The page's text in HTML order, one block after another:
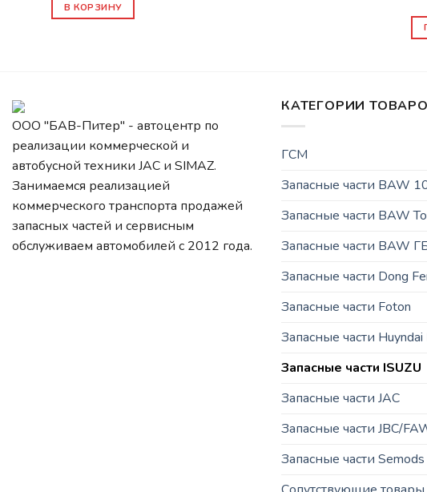
В КОРЗИНУ
ООО "БАВ-Питер" - автоцентр по
реализации коммерческой и
автобусной техники JAC и SIMAZ.
Занимаемся реализацией
коммерческого транспорта продажей
запасных частей и сервисным
обслуживаем автомобилей c 2012 года.
КАТЕГОРИИ
ГСМ
Запасные части BAW
Запасные части BAW
Запасные части BAW
Запасные части Dong
Запасные части Foton
Запасные части
Запасные части ISUZU
Запасные части JAC
Запасные части JBC/
Запасные части Semods